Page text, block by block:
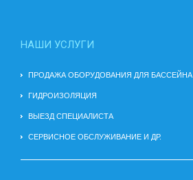
НАШИ УСЛУГИ
ПРОДАЖА ОБОРУДОВАНИЯ ДЛЯ БАССЕЙНА
ГИДРОИЗОЛЯЦИЯ
ВЫЕЗД СПЕЦИАЛИСТА
СЕРВИСНОЕ ОБСЛУЖИВАНИЕ И ДР.